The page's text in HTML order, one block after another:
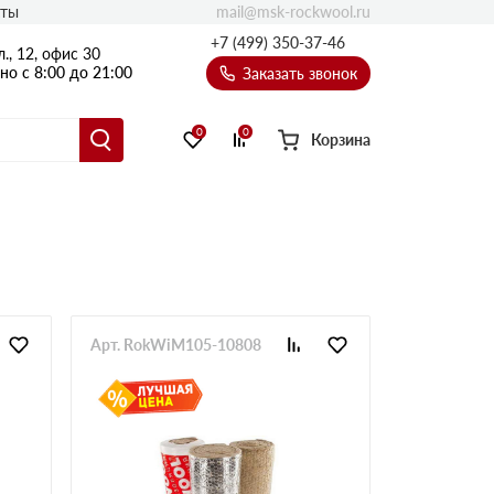
12, офис 30
с 8:00 до 21:00
+7 (499) 350-37-46
Заказать звонок
75 мм
Руф Баттс
Балкон
Эсктра
Оптима
0 0 Корзина
mail@msk-rockwool.ru
Арт. RokWiM105-10808